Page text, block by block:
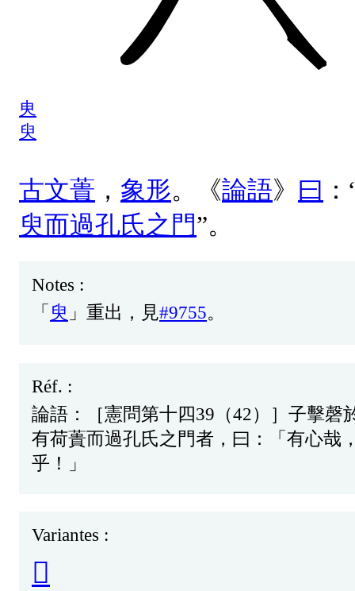
㬰
臾
古文蕢 ， 象形。《論語》 曰
臾而過孔氏之 門”。
Notes :
「臾 」 重出 ， 見#9755。
Réf. :
論語 ：［憲問第十四39（42）］ 子擊磬
有荷蕢而過孔氏之 門者 ， 曰 ：「有心哉
乎！」
Variantes :
𤆂